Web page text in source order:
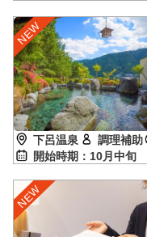
下呂温泉 調理補助
開始時期：10月中旬